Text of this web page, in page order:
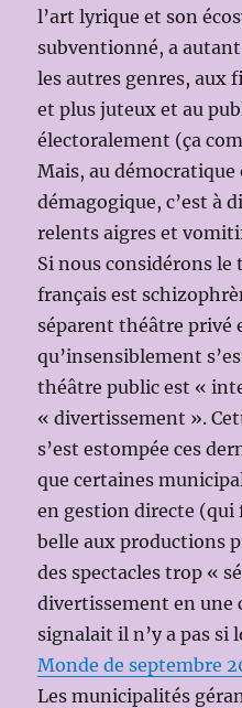
l’art lyrique et son
subventionné, a
les autres genres, aux
et plus juteux et au
électoralement (ça
Mais, au démocratique
démagogique, c’est à
relents aigres et
Si nous considérons le
français est
séparent théâtre privé
qu’insensiblement
théâtre public est «
« divertissement ».
s’est estompée ces
que certaines
en gestion directe (qui
belle aux productions
des spectacles trop «
divertissement en une
signalait il n’y a pas si
Monde de septembre
Les municipalités